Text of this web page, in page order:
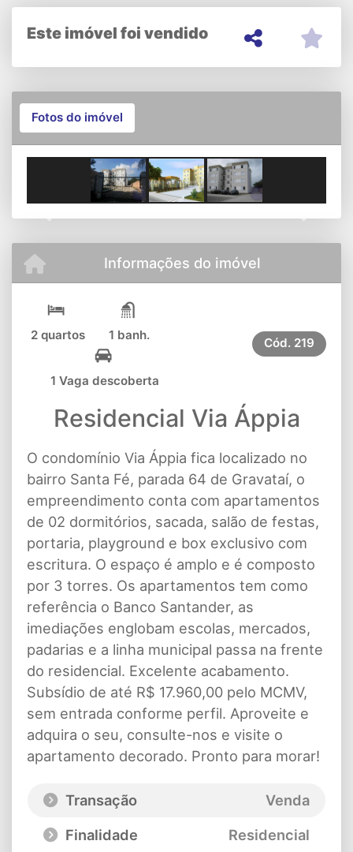
Este imóvel foi vendido
Fotos do imóvel
Informações do imóvel
2 quartos 1 banh.
1 Vaga descoberta
Cód. 219
Residencial Via Áppia
O condomínio Via Áppia fica localizado no
bairro Santa Fé, parada 64 de Gravataí, o
empreendimento conta com apartamentos
de 02 dormitórios, sacada, salão de festas,
portaria, playground e box exclusivo com
escritura. O espaço é amplo e é composto
por 3 torres. Os apartamentos tem como
referência o Banco Santander, as
imediações englobam escolas, mercados,
padarias e a linha municipal passa na frente
do residencial. Excelente acabamento.
Subsídio de até R$ 17.960,00 pelo MCMV,
sem entrada conforme perfil. Aproveite e
adquira o seu, consulte-nos e visite o
apartamento decorado. Pronto para morar!
Transação
Venda
Finalidade
Residencial